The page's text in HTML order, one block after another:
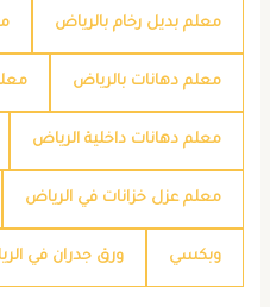
معلم بديل رخام بالرياض
معلم دهانات بالرياض
معلم دهانات داخلية الرياض
معلم عزل خزانات في الرياض
وبكسي ورق جدران في